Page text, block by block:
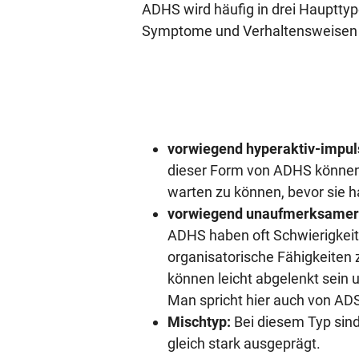
ADHS wird häufig in drei
Symptome und
vorwiegend hyperaktiv-
dieser Form von ADHS
warten zu können, bevor sie
vorwiegend
ADHS haben oft
organisatorische Fähigkeiten
können leicht abgelenkt sein
Man spricht hier auch von
Mischtyp: Bei diesem Typ
gleich stark ausgeprägt.